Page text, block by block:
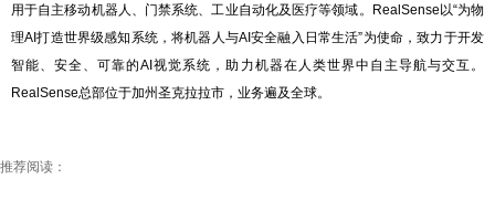
用于自主移动机器人、门禁系统、工业自动化及医疗等领域。RealSense以“为物
理AI打造世界级感知系统，将机器人与AI安全融入日常生活”为使命，致力于开发
智能、安全、可靠的AI视觉系统，助力机器在人类世界中自主导航与交互。
RealSense总部位于加州圣克拉拉市，业务遍及全球。
推荐阅读：